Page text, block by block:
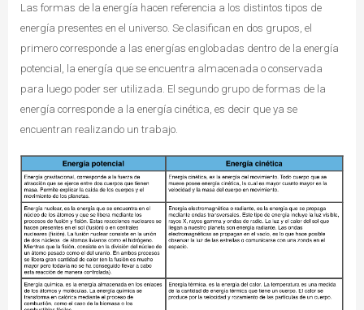
Las formas de la energía hacen referencia a los distintos tipos de
energía presentes en el universo. Se clasifican en dos grupos, el
primero corresponde a las energías englobadas dentro de la energía
potencial, la energía que se encuentra almacenada o conservada
para luego poder ser utilizada. El segundo grupo de formas de la
energía corresponde a la energía cinética, es decir que ya se
encuentran realizando un trabajo.